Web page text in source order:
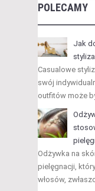
POLECAMY
Jak
Casualowe
swój
outfitów może
Odżywka na
pielęgnacji,
włosów,